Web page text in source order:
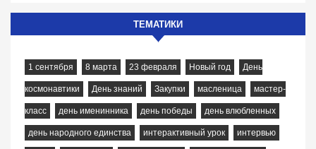
ТЕМАТИКИ
1 сентября 8 марта 23 февраля Новый год День
космонавтики День знаний Закупки масленица мастер-
класс день именинника день победы день влюбленных
день народного единства интерактивный урок интервью